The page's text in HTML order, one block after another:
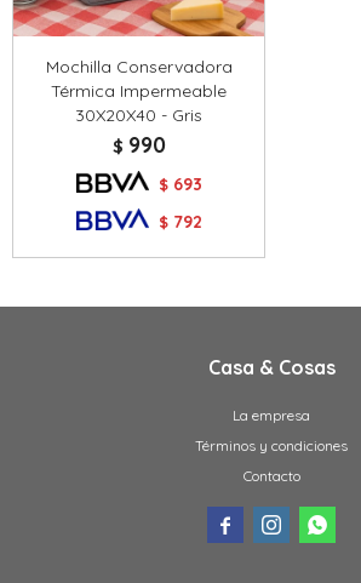
Mochilla Conservadora
Térmica Impermeable
30X20X40 - Gris
$ 990
$ 693
$ 792
Casa & Cosas
La empresa
Términos y condiciones
Contacto
  